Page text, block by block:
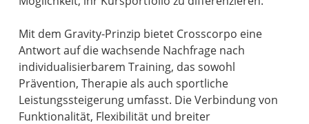
Mit dem Gravity-Prinzip bietet Crosscorpo eine
Antwort auf die wachsende Nachfrage nach
individualisierbarem Training, das sowohl
Prävention, Therapie als auch sportliche
Leistungssteigerung umfasst. Die Verbindung von
Funktionalität, Flexibilität und breiter